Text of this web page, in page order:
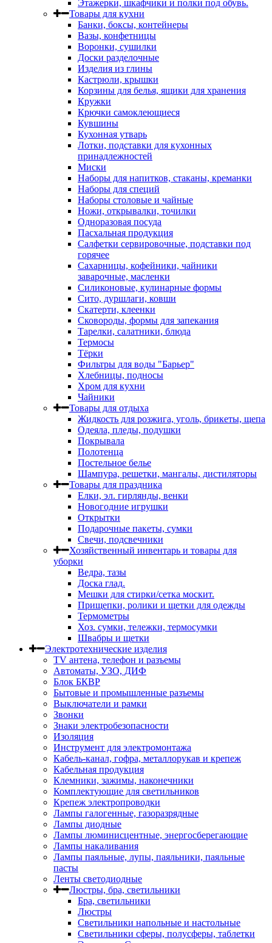
Этажерки, шкафчики и полки под обувь.
Товары для кухни
Банки, боксы, контейнеры
Вазы, конфетницы
Воронки, сушилки
Доски разделочные
Изделия из глины
Кастрюли, крышки
Корзины для белья, ящики для хранения
Кружки
Крючки самоклеющиеся
Кувшины
Кухонная утварь
Лотки, подставки для кухонных
принадлежностей
Миски
Наборы для напитков, стаканы, креманки
Наборы для специй
Наборы столовые и чайные
Ножи, открывалки, точилки
Одноразовая посуда
Пасхальная продукция
Салфетки сервировочные, подставки под
горячее
Сахарницы, кофейники, чайники
заварочные, масленки
Силиконовые, кулинарные формы
Сито, дуршлаги, ковши
Скатерти, клеенки
Сковороды, формы для запекания
Тарелки, салатники, блюда
Термосы
Тёрки
Фильтры для воды "Барьер"
Хлебницы, подносы
Хром для кухни
Чайники
Товары для отдыха
Жидкость для розжига, уголь, брикеты, щепа
Одеяла, пледы, подушки
Покрывала
Полотенца
Постельное белье
Шампура, решетки, мангалы, дистиляторы
Товары для праздника
Елки, эл. гирлянды, венки
Новогодние игрушки
Открытки
Подарочные пакеты, сумки
Свечи, подсвечники
Хозяйственный инвентарь и товары для
уборки
Ведра, тазы
Доска глад.
Мешки для стирки/сетка москит.
Прищепки, ролики и щетки для одежды
Термометры
Хоз. сумки, тележки, термосумки
Швабры и щетки
Электротехнические изделия
TV aнтена, телефон и разъемы
Автоматы, УЗО, ДИФ
Блок БКВР
Бытовые и промышленные разъемы
Выключатели и рамки
Звонки
Знаки электробезопасности
Изоляция
Инструмент для электромонтажа
Кабель-канал, гофра, металлорукав и крепеж
Кабельная продукция
Клемники, зажимы, наконечники
Комплектующие для светильников
Крепеж электропроводки
Лампы галогенные, газоразрядные
Лампы диодные
Лампы люминисцентные, энергосберегающие
Лампы накаливания
Лампы паяльные, лупы, паяльники, паяльные
пасты
Ленты светодиодные
Люстры, бра, светильники
Бра, светильники
Люстры
Светильники напольные и настольные
Светильники сферы, полусферы, таблетки